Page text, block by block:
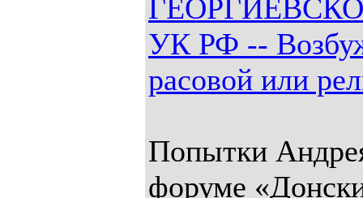
УК РФ --
расовой или
Попытки
форуме